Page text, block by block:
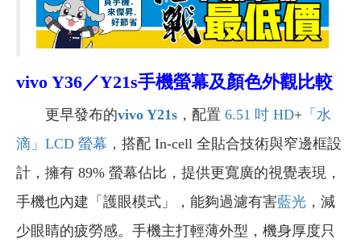
vivo Y36／Y21s手機螢幕及顏色外觀比較
更早發布的vivo Y21s ，配置 6.51 吋 HD+ 「水
滴」 LCD 螢幕 ，搭配 In-cell 全貼合技術與窄邊框設
計，擁有 89% 螢幕佔比，提供更寬廣的視覺表現，
手機也內建「護眼模式」，能夠過濾有害藍光 ，減
少眼睛的疲勞感。手機主打輕薄外型，機身厚度只